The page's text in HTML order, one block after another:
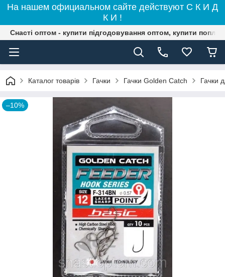
На нашем официальном сайте действуют С К И Д
К И !
Снасті оптом - купити підгодовування оптом, купити
Каталог товарів Гачки Гачки Golden Catch Гачки
–10%